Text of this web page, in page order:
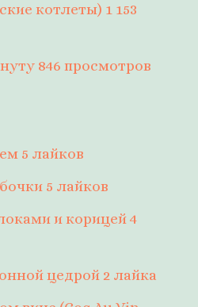
котлеты) 1 153
846 просмотров
5 лайков
5 лайков
и корицей4
цедрой 2 лайка